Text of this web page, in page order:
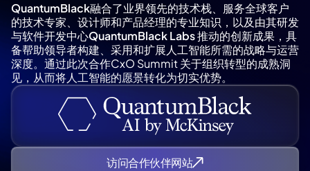
QuantumBlack融合了业界领先的技术栈、服务全球客户
的技术专家、设计师和产品经理的专业知识，以及由其研发
与软件开发中心QuantumBlack Labs推动的创新成果，具
备帮助领导者构建、采用和扩展人工智能所需的战略与运营
深度。通过此次合作CxO Summit 关于组织转型的成熟洞
见，从而将人工智能的愿景转化为切实优势。
访问合作伙伴网站